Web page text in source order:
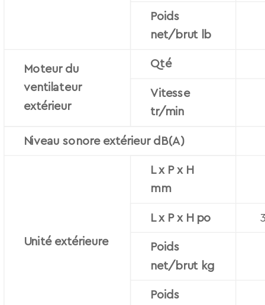
Poids
net/brut lb
Moteur du
ventilateur
extérieur
Qté
Vitesse
tr/min
Niveau sonore extérieur dB(A)
Unité extérieure
L x P x H
mm
L x P x H po
Poids
net/brut kg
Poids